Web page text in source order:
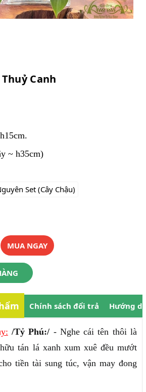
Canh
~ h35cm)
Set (Cây Chậu)
MUA NGAY
Chính sách đổi trả Hướng
/Tỷ Phú:/ - Nghe cái tên thôi là
tán lá xanh xum xuê đều mướt
tiền tài sung túc, vận may đong